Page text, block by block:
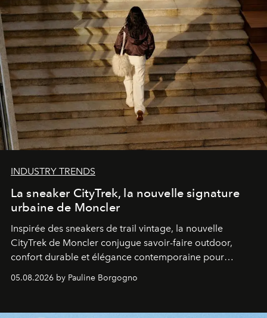
INDUSTRY TRENDS
La sneaker CityTrek, la nouvelle signature
urbaine de Moncler
Inspirée des sneakers de trail vintage, la nouvelle
CityTrek de Moncler conjugue savoir-faire outdoor,
confort durable et élégance contemporaine pour
05.08.2026 by Pauline Borgogno